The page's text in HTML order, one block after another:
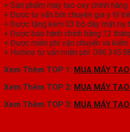
+ Sản phẩm máy tạo oxy chính hãng
+ Được tư vấn bởi chuyên gia y tế
+ Được tặng kèm 03 bộ dây mặt nạ
+ Được bảo hành chính hãng 12
+ Được miễn phí vận chuyển và
+ Hotline tư vấn miễn phí:
Xem Thêm TOP 1: MUA MÁY
Xem Thêm TOP 2: MUA MÁY
Xem Thêm TOP 3: MUA MÁY